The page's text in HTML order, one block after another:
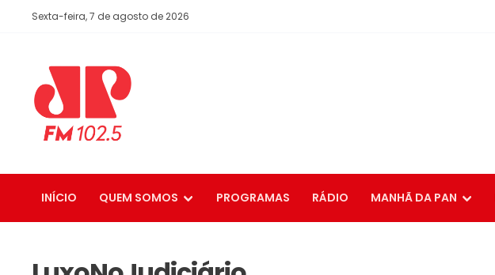
Sexta-feira, 7 de agosto de 2026
INÍCIO QUEM SOMOS PROGRAMAS RÁDIO MANHÃ DA PAN